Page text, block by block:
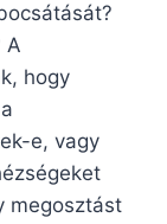
A
hogy
e, vagy
megosztást